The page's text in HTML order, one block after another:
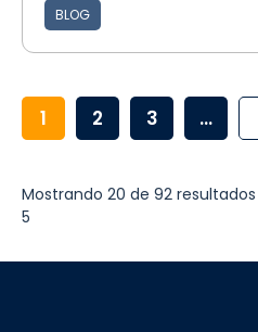
BLOG
1 2 3 ...
Mostrando 20 de 92
5